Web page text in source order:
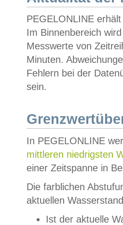
PEGELONLINE
Im Binnenbereich
Messwerte von
Minuten.
Fehlern bei der
sein.
In PEGELONLINE
mittleren niedrigsten
einer Zeitspanne in
Die farblichen
aktuellen
Ist der aktuelle